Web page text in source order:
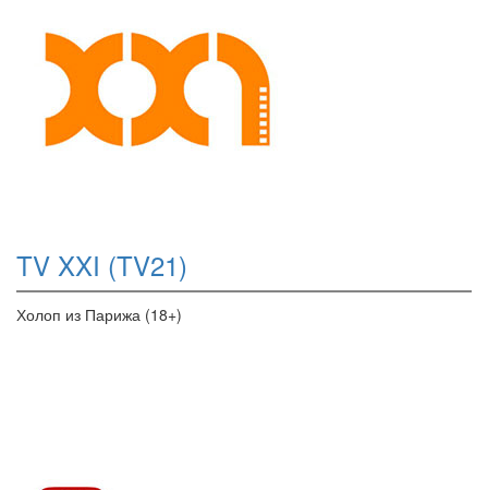
TV XXI (TV21)
Холоп из Парижа (18+)